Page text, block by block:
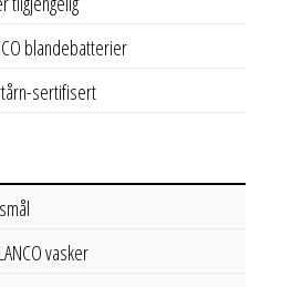
blandebatterier
sertifisert
vasker